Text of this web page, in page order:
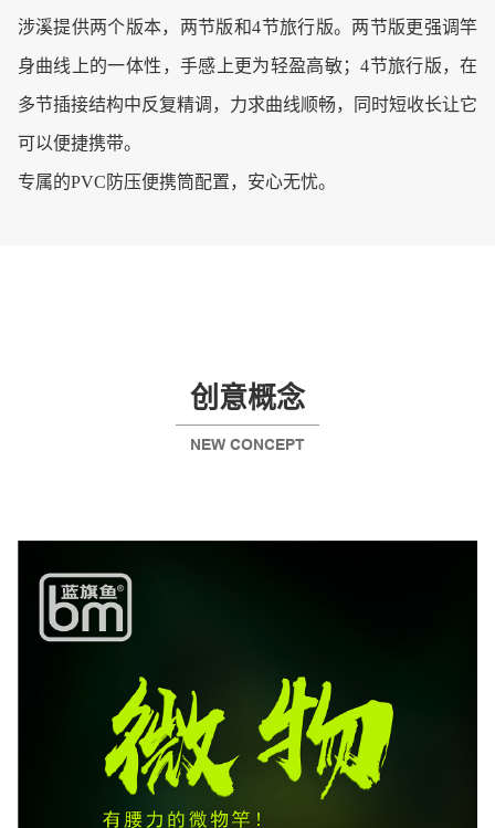
涉溪提供两个版本，两节版和4节旅行版。两节版更强调竿
身曲线上的一体性，手感上更为轻盈高敏；4节旅行版，在
多节插接结构中反复精调，力求曲线顺畅，同时短收长让它
可以便捷携带。
专属的PVC防压便携筒配置，安心无忧。
创意概念
NEW CONCEPT